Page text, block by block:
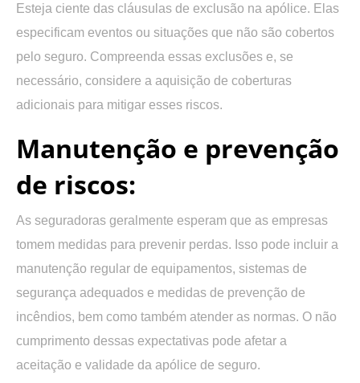
Esteja ciente das cláusulas de exclusão na apólice. Elas
especificam eventos ou situações que não são cobertos
pelo seguro. Compreenda essas exclusões e, se
necessário, considere a aquisição de coberturas
adicionais para mitigar esses riscos.
Manutenção e prevenção
de riscos:
As seguradoras geralmente esperam que as empresas
tomem medidas para prevenir perdas. Isso pode incluir a
manutenção regular de equipamentos, sistemas de
segurança adequados e medidas de prevenção de
incêndios, bem como também atender as normas. O não
cumprimento dessas expectativas pode afetar a
aceitação e validade da apólice de seguro.